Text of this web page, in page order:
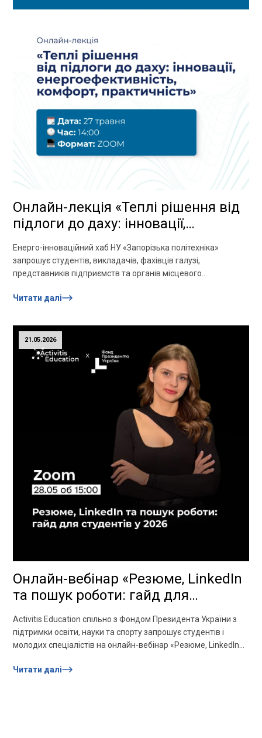
Онлайн-лекція «Теплі рішення від
підлоги до даху: інновації,
енергоефективність, комфорт,
практичність»!
Енерго-інноваційний хаб НУ «Запорізька політехніка»
запрошує студентів, викладачів, фахівців галузі,
представників підприємств та органів місцевого
підлоги до даху: інновації,...
Читати далі
21.05.2026
Онлайн-вебінар «Резюме, LinkedIn
та пошук роботи: гайд для
студентів у 2026»
Activitis Education спільно з Фондом Президента України з
підтримки освіти, науки та спорту запрошує студентів і
молодих спеціалістів на онлайн-вебінар «Резюме, LinkedIn
Читати далі